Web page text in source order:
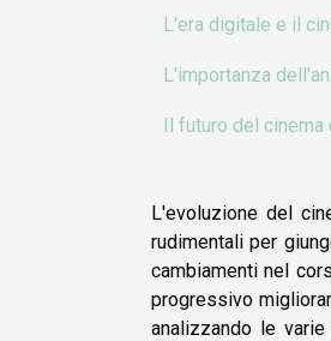
L'era digitale e il
L'importanza
Il futuro del cinema
L'evoluzione del
rudimentali per
cambiamenti nel
progressivo
analizzando le